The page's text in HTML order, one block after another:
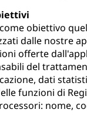
obiettivo
dalle nostre
offerte
del
dati
funzioni di
nome,